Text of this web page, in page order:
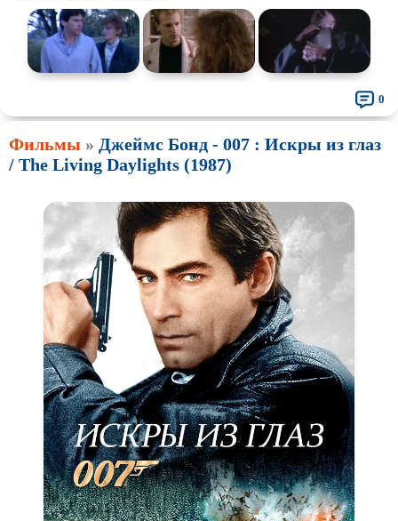
0
Фильмы » Джеймс Бонд - 007 : Искры из глаз
/ The Living Daylights (1987)